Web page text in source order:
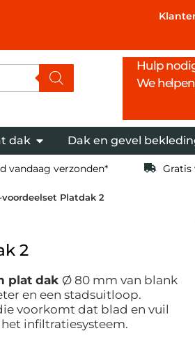
Hulp
We
dak Dak en gevel
vandaag verzonden* Gratis
Platdak 2
2
plat dak Ø 80 mm van blank
en een stadsuitloop.
voorkomt dat blad en vuil
infiltratiesysteem.